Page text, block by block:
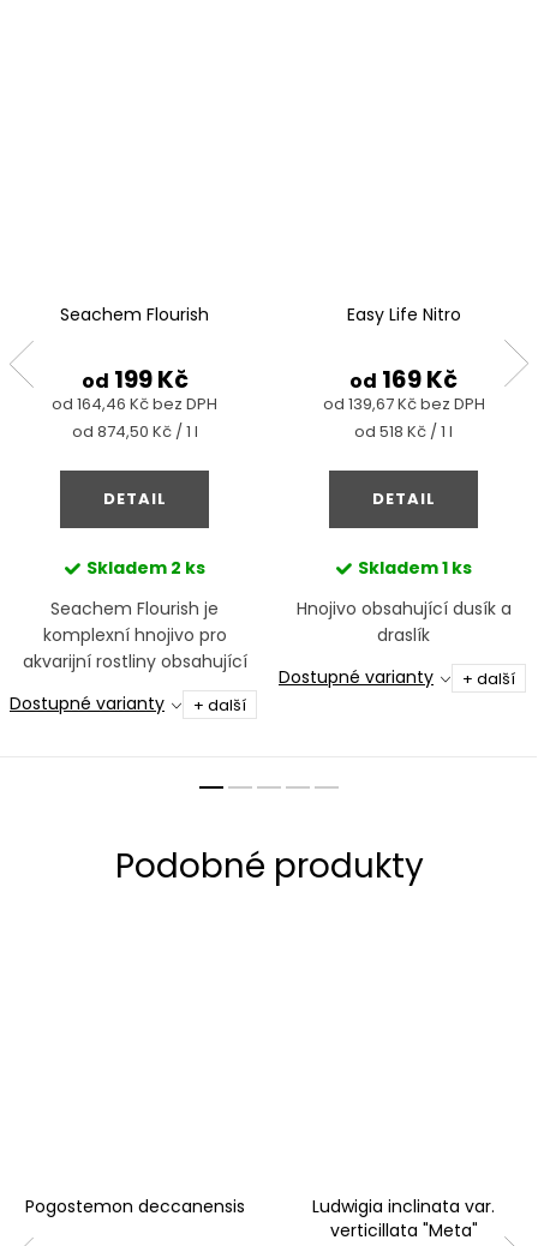
Seachem Flourish
od 164,46 Kč bez DPH
od 199 Kč
Měrná
od 874,50 Kč / 1 l
DETAIL
Skladem 2 ks
Seachem Flourish je
komplexní hnojivo pro
akvarijní rostliny obsahující
široké spektrum látek
potřebných pro zdravý růst
Dostupné varianty + další
Easy Life Nitro
od 139,67 Kč bez DPH
od 169 Kč
Měrná
od 518 Kč / 1 l
DETAIL
Skladem1 ks
Hnojivo obsahující dusík a
draslík
Dostupné varianty
+ další
Pogostemon deccanensis
Ludwigia inclinata var.
verticillata "Meta"